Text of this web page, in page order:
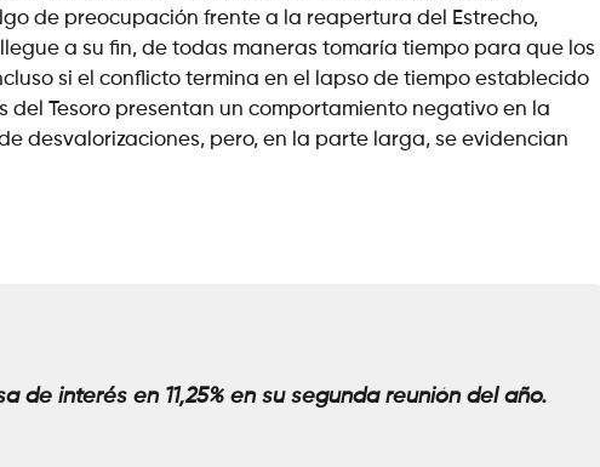
de preocupación frente a la reapertura del Estrecho,
a su fin, de todas maneras tomaría tiempo para que los
si el conflicto termina en el lapso de tiempo establecido
del Tesoro presentan un comportamiento negativo en la
desvalorizaciones, pero, en la parte larga, se evidencian
de interés en 11,25% en su segunda reunión del año.